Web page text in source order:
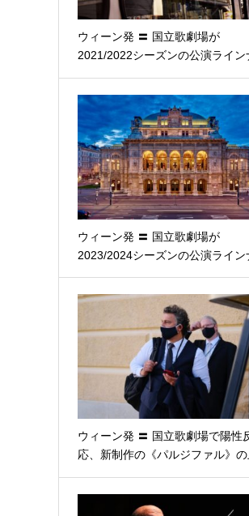
ウィーン発 〓 国立歌劇場が
2021/2022シーズンの公演ライン
ウィーン発 〓 国立歌劇場が
2023/2024シーズンの公演ライン
ウィーン発 〓 国立歌劇場で陽性
応、新制作の《パルジファル》